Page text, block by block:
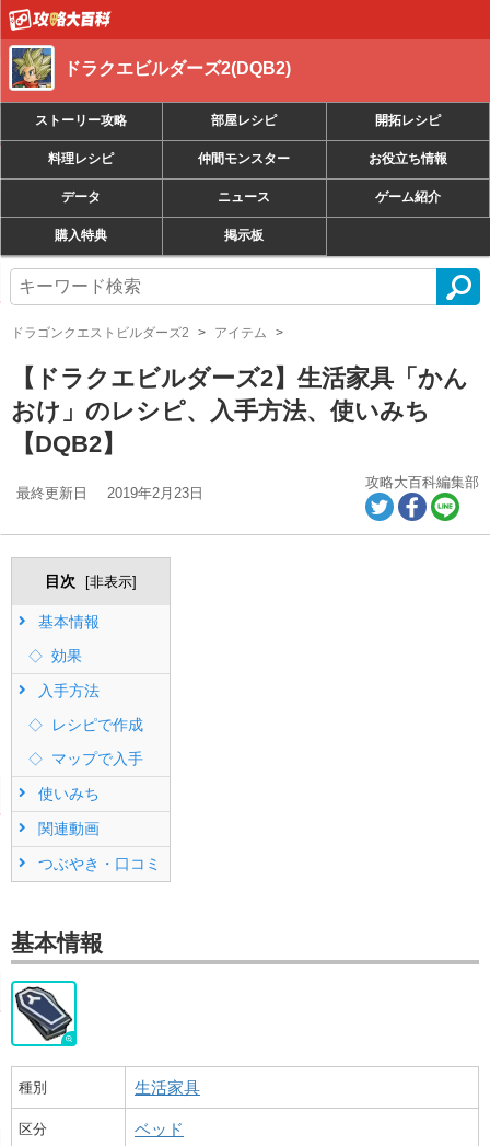
ドラクエビルダーズ2(DQB2)
ストーリー攻略 部屋レシピ 開拓レシピ
料理レシピ 仲間モンスター お役立ち情報
データ ニュース ゲーム紹介
購入特典 掲示板
ドラゴンクエストビルダーズ2 アイテム
【ドラクエビルダーズ2】生活家具「かん
おけ」のレシピ、入手方法、使いみち
【DQB2】
最終更新日 2019年2月23日
攻略大百科編集部
目次 [非表示]
基本情報
効果
入手方法
レシピで作成
マップで入手
使いみち
関連動画
つぶやき・口コミ
基本情報
種別 生活家具
区分 ベッド